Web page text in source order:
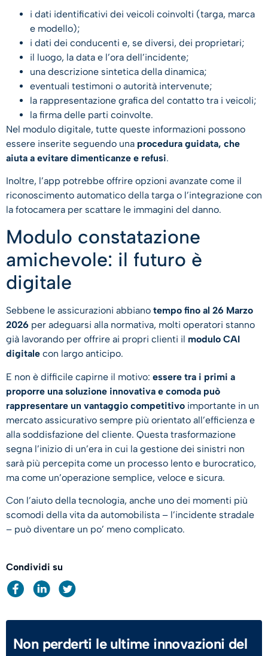
i dati identificativi dei veicoli coinvolti (targa, marca
e modello);
i dati dei conducenti e, se diversi, dei proprietari;
il luogo, la data e l’ora dell’incidente;
una descrizione sintetica della dinamica;
eventuali testimoni o autorità intervenute;
la rappresentazione grafica del contatto tra i veicoli;
la firma delle parti coinvolte.
Nel modulo digitale, tutte queste informazioni possono
essere inserite seguendo una procedura guidata, che
aiuta a evitare dimenticanze e refusi.
Inoltre, l’app potrebbe offrire opzioni avanzate come il
riconoscimento automatico della targa o l’integrazione con
la fotocamera per scattare le immagini del danno.
Modulo constatazione
amichevole: il futuro è
digitale
Sebbene le assicurazioni abbiano tempo fino al 26 Marzo
2026 per adeguarsi alla normativa, molti operatori stanno
già lavorando per offrire ai propri clienti il modulo CAI
digitale con largo anticipo.
E non è difficile capirne il motivo: essere tra i primi a
proporre una soluzione innovativa e comoda può
rappresentare un vantaggio competitivo importante in un
mercato assicurativo sempre più orientato all’efficienza e
alla soddisfazione del cliente. Questa trasformazione
segna l’inizio di un’era in cui la gestione dei sinistri non
sarà più percepita come un processo lento e burocratico,
ma come un’operazione semplice, veloce e sicura.
Con l’aiuto della tecnologia, anche uno dei momenti più
scomodi della vita da automobilista – l’incidente stradale
– può diventare un po’ meno complicato.
Condividi su
Non perderti le ultime innovazioni del